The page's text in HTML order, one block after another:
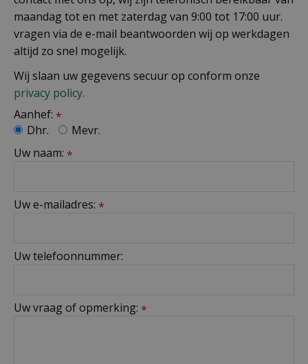
maandag tot en met zaterdag van 9:00 tot 17:00 uur.
vragen via de e-mail beantwoorden wij op werkdagen
altijd zo snel mogelijk.
Wij slaan uw gegevens secuur op conform onze
privacy policy.
Aanhef: *
Dhr.
Mevr.
Uw naam: *
Uw e-mailadres: *
Uw telefoonnummer:
Uw vraag of opmerking: *